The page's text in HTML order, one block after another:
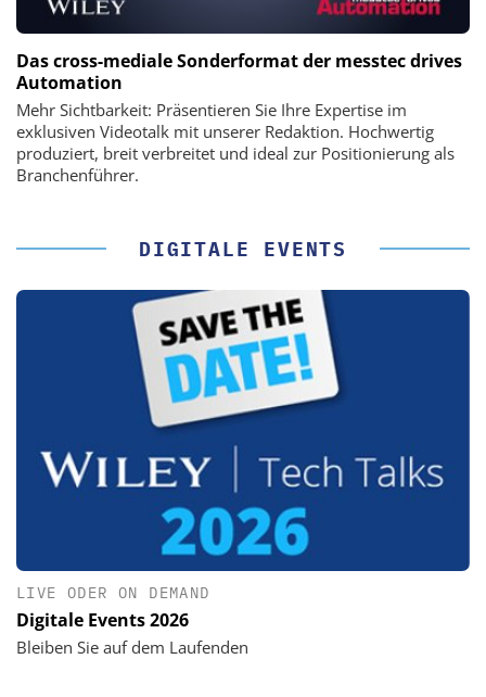
Das cross-mediale Sonderformat der messtec drives
Automation
Mehr Sichtbarkeit: Präsentieren Sie Ihre Expertise im
exklusiven Videotalk mit unserer Redaktion. Hochwertig
produziert, breit verbreitet und ideal zur Positionierung als
Branchenführer.
DIGITALE EVENTS
LIVE ODER ON DEMAND
Digitale Events 2026
Bleiben Sie auf dem Laufenden